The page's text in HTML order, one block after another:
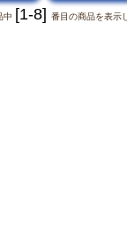
中 [1-8] 番目の商品を表示